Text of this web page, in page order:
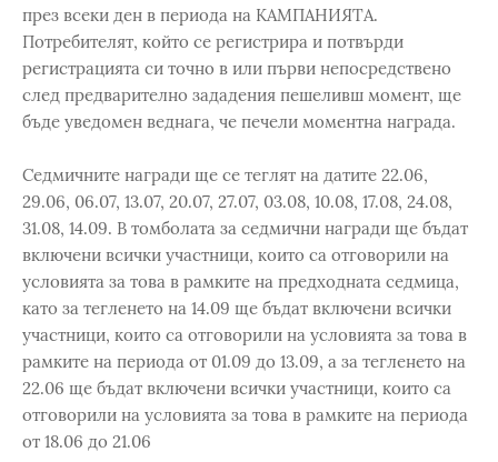
през всеки ден в периода на КАМПАНИЯТА.
Потребителят, който се регистрира и потвърди
регистрацията си точно в или първи непосредствено
след предварително зададения пешеливш момент, ще
бъде уведомен веднага, че печели моментна награда.
Седмичните награди ще се теглят на датите 22.06,
29.06, 06.07, 13.07, 20.07, 27.07, 03.08, 10.08, 17.08, 24.08,
31.08, 14.09. В томболата за седмични награди ще бъдат
включени всички участници, които са отговорили на
условията за това в рамките на предходната седмица,
като за тегленето на 14.09 ще бъдат включени всички
участници, които са отговорили на условията за това в
рамките на периода от 01.09 до 13.09, а за тегленето на
22.06 ще бъдат включени всички участници, които са
отговорили на условията за това в рамките на периода
от 18.06 до 21.06